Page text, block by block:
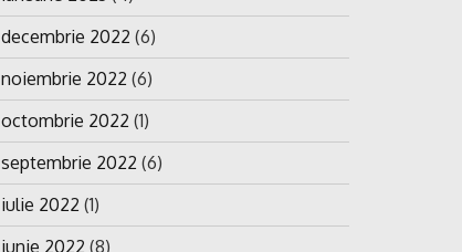
decembrie 2022 (6)
noiembrie 2022 (6)
octombrie 2022 (1)
septembrie 2022 (6)
iulie 2022 (1)
iunie 2022 (8)